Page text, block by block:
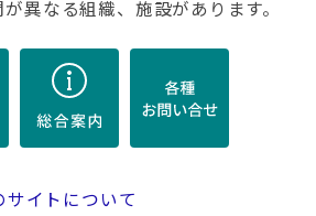
異なる組織、施設があります。
サイトについて